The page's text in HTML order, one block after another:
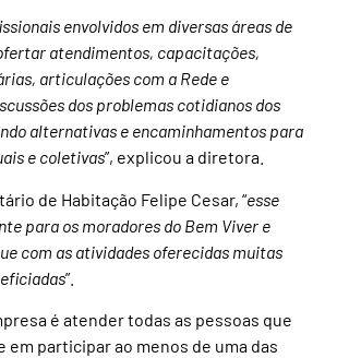
envolvidos em diversas áreas de
atendimentos, capacitações,
articulações com a Rede e
dos problemas cotidianos dos
alternativas e encaminhamentos para
e coletivas”, explicou a diretora.
de Habitação Felipe Cesar, “esse
para os moradores do Bem Viver e
com as atividades oferecidas muitas
”.
é atender todas as pessoas que
participar ao menos de uma das